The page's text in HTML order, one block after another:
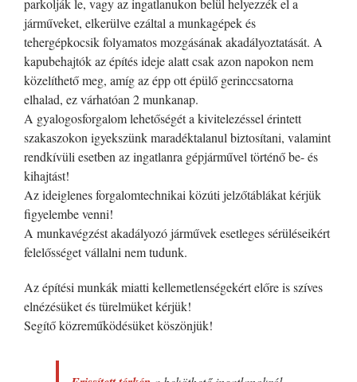
parkolják le, vagy az ingatlanukon belül helyezzék el a
járműveket, elkerülve ezáltal a munkagépek és
tehergépkocsik folyamatos mozgásának akadályoztatását. A
kapubehajtók az építés ideje alatt csak azon napokon nem
közelíthető meg, amíg az épp ott épülő gerinccsatorna
elhalad, ez várhatóan 2 munkanap.
A gyalogosforgalom lehetőségét a kivitelezéssel érintett
szakaszokon igyekszünk maradéktalanul biztosítani, valamint
rendkívüli esetben az ingatlanra gépjárművel történő be- és
kihajtást!
Az ideiglenes forgalomtechnikai közúti jelzőtáblákat kérjük
figyelembe venni!
A munkavégzést akadályozó járművek esetleges sérüléseikért
felelősséget vállalni nem tudunk.
Az építési munkák miatti kellemetlenségekért előre is szíves
elnézésüket és türelmüket kérjük!
Segítő közreműködésüket köszönjük!